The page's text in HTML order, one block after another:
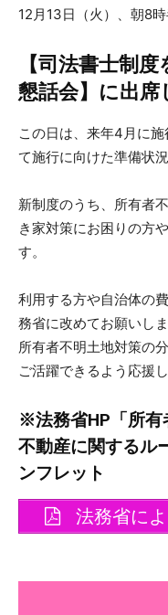
12月13日（火）、朝8時
【司法書士制
懇話会】に出席
この日は、来年4月に
て施行に向けた準備状
新制度のうち、所有者
き家対策にお困りの方
す。
利用する方や自治体の
務省に改めてお願いしま
所有者不明土地対策の
ご活躍できるよう応援
※法務省HP「所有
不動産に関するル
ンフレット
法務省に